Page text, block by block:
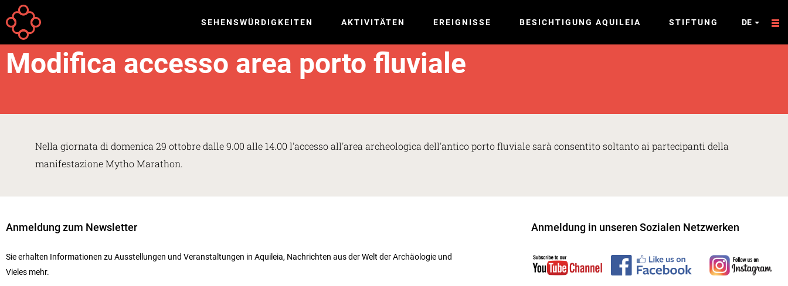
Direkt zum Inhalt
SEHENSWÜRDIGKEITEN AKTIVITÄTEN EREIGNISSE BESICHTIGUNG AQUILEIA STIFTUNG DE
Your
are
here
Startseite
Modifica accesso area porto fluviale
Nella giornata di domenica 29 ottobre dalle 9.00 alle 14.00 l'accesso all'area archeologica dell'antico porto fluviale sarà consentito soltanto ai partecipanti della
manifestazione Mytho Marathon.
Anmeldung zum Newsletter
Sie erhalten Informationen zu Ausstellungen und Veranstaltungen in Aquileia, Nachrichten aus der Welt der Archäologie und
Vieles mehr.
Anmeldung in unseren Sozialen Netzwerken